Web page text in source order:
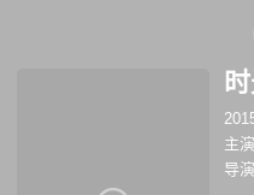
主演
导演